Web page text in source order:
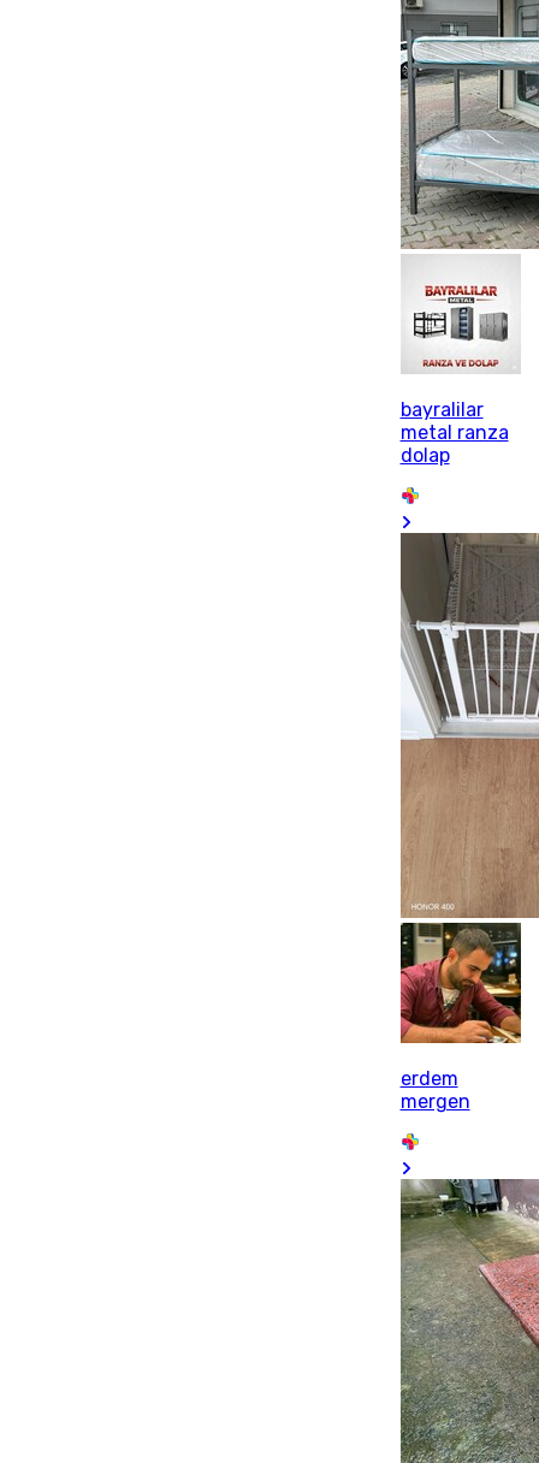
bayralilar
metal ranza
dolap
erdem
mergen